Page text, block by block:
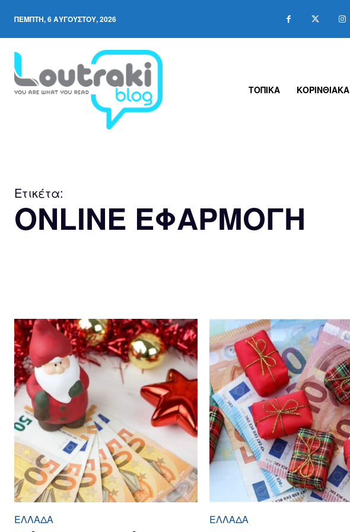
ΠΈΜΠΤΗ, 6 ΑΥΓΟΎΣΤΟΥ, 2026
ΤΟΠΙΚΑ ΚΟΡΙΝΘΙΑΚΑ
Ετικέτα:
ONLINE ΕΦΑΡΜΟΓΗ
ΕΛΛΆΔΑ ΕΛΛΆΔΑ